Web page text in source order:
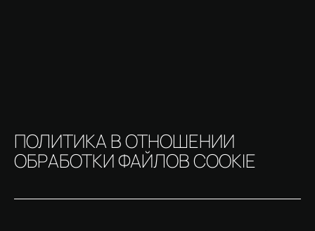
ПОЛИТИКА В ОТНОШЕНИИ
ОБРАБОТКИ ФАЙЛОВ COOKIE